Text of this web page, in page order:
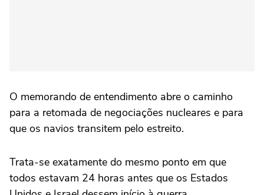
O memorando de entendimento abre o caminho
para a retomada de negociações nucleares e para
que os navios transitem pelo estreito.
Trata-se exatamente do mesmo ponto em que
todos estavam 24 horas antes que os Estados